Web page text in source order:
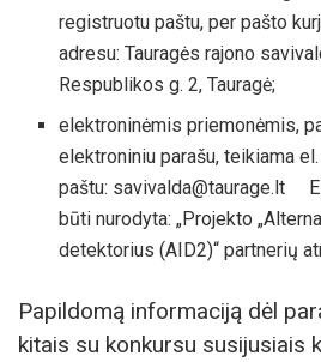
registruotu paštu, per pašto
adresu: Tauragės rajono
Respublikos g. 2, Tauragė;
elektroninėmis priemonėmis,
elektroniniu parašu, teikiama el.
paštu: savivalda@taurage.lt
būti nurodyta: „Projekto
detektorius (AID2)“ partnerių
Papildomą informaciją dėl
kitais su konkursu susijusiais